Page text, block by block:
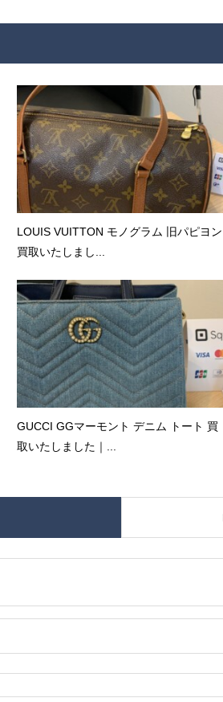
LOUIS VUITTON モノグラム 旧パピヨン
買取いたしまし...
GUCCI GGマーモント デニム トート 買
取いたしました｜...